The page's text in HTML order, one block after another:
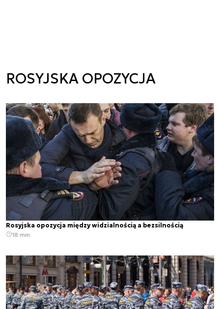
ROSYJSKA OPOZYCJA
Rosyjska opozycja między widzialnością a bezsilnością
18 min.